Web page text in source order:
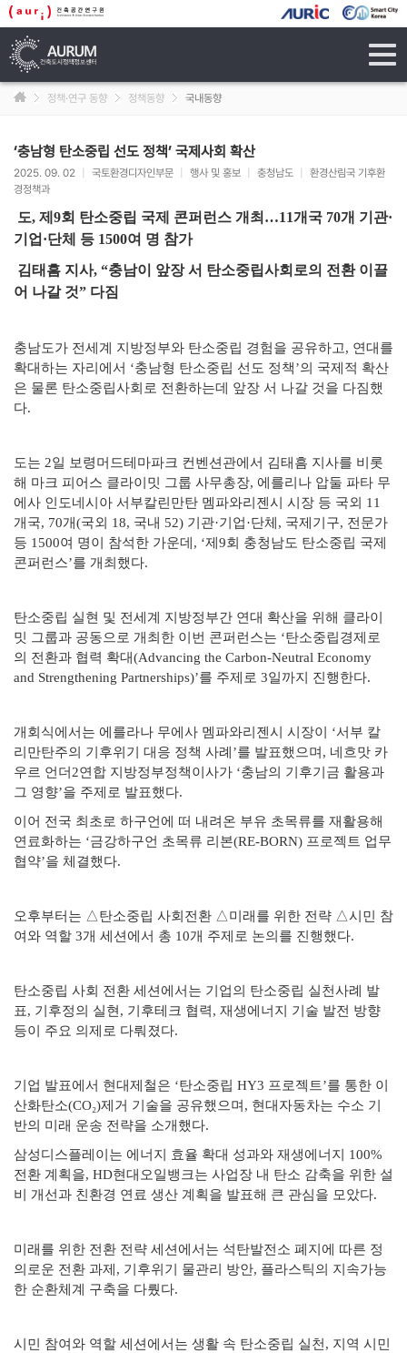
정책·연구 동향 정책동향 국내동향
‘충남형 탄소중립 선도 정책’ 국제사회 확산
2025. 09. 02 국토환경디자인부문 행사 및 홍보 충청남도
환경산림국 기후환
경정책과
도, 제9회 탄소중립 국제 콘퍼런스 개최…11개국 70개 기관·
기업·단체 등 1500여 명 참가
김태흠 지사, “충남이 앞장 서 탄소중립사회로의 전환 이끌
어 나갈 것” 다짐
충남도가 전세계 지방정부와 탄소중립 경험을 공유하고, 연대를
확대하는 자리에서 ‘충남형 탄소중립 선도 정책’의 국제적 확산
은 물론 탄소중립사회로 전환하는데 앞장 서 나갈 것을 다짐했
다.
도는 2일 보령머드테마파크 컨벤션관에서 김태흠 지사를 비롯
해 마크 피어스 클라이밋 그룹 사무총장, 에를리나 압둘 파타 무
에사 인도네시아 서부칼린만탄 멤파와리젠시 시장 등 국외 11
개국, 70개(국외 18, 국내 52) 기관·기업·단체, 국제기구, 전문가
등 1500여 명이 참석한 가운데, ‘제9회 충청남도 탄소중립 국제
콘퍼런스’를 개최했다.
탄소중립 실현 및 전세계 지방정부간 연대 확산을 위해 클라이
밋 그룹과 공동으로 개최한 이번 콘퍼런스는 ‘탄소중립경제로
의 전환과 협력 확대(Advancing the Carbon-Neutral Economy
and Strengthening Partnerships)’를 주제로 3일까지 진행한다.
개회식에서는 에를라나 무에사 멤파와리젠시 시장이 ‘서부 칼
리만탄주의 기후위기 대응 정책 사례’를 발표했으며, 네흐맛 카
우르 언더2연합 지방정부정책이사가 ‘충남의 기후기금 활용과
그 영향’을 주제로 발표했다.
이어 전국 최초로 하구언에 떠 내려온 부유 초목류를 재활용해
연료화하는 ‘금강하구언 초목류 리본(RE-BORN) 프로젝트 업무
협약’을 체결했다.
오후부터는 △탄소중립 사회전환 △미래를 위한 전략 △시민 참
여와 역할 3개 세션에서 총 10개 주제로 논의를 진행했다.
탄소중립 사회 전환 세션에서는 기업의 탄소중립 실천사례 발
표, 기후정의 실현, 기후테크 협력, 재생에너지 기술 발전 방향
등이 주요 의제로 다뤄졌다.
기업 발표에서 현대제철은 ‘탄소중립 HY3 프로젝트’를 통한 이
산화탄소(CO₂)제거 기술을 공유했으며, 현대자동차는 수소 기
반의 미래 운송 전략을 소개했다.
삼성디스플레이는 에너지 효율 확대 성과와 재생에너지 100%
전환 계획을, HD현대오일뱅크는 사업장 내 탄소 감축을 위한 설
비 개선과 친환경 연료 생산 계획을 발표해 큰 관심을 모았다.
미래를 위한 전환 전략 세션에서는 석탄발전소 폐지에 따른 정
의로운 전환 과제, 기후위기 물관리 방안, 플라스틱의 지속가능
한 순환체계 구축을 다뤘다.
시민 참여와 역할 세션에서는 생활 속 탄소중립 실천, 지역 시민